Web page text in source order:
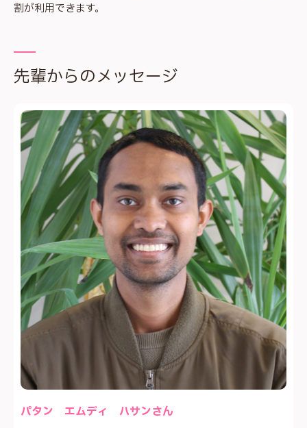
割が利用できます。
先輩からのメッセージ
パタン エムディ ハサンさん